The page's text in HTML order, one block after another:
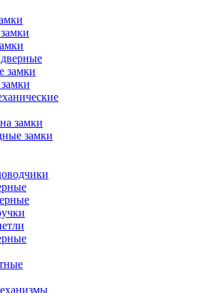
замки
замки
замки